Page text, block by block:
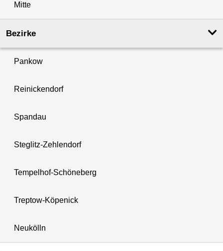
Mitte
Bezirke
Pankow
Reinickendorf
Spandau
Steglitz-Zehlendorf
Tempelhof-Schöneberg
Treptow-Köpenick
Neukölln